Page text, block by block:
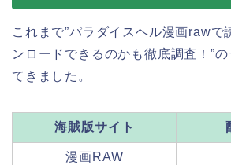
これまで”パラダイスヘル漫画rawで
ンロードできるのかも徹底調査！”
てきました。
海賊版サイト
漫画RAW